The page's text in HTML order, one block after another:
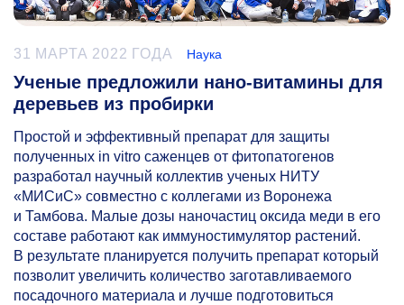
31 МАРТА 2022 ГОДА Наука
Ученые предложили нано-витамины для
деревьев из пробирки
Простой и эффективный препарат для защиты
полученных in vitro саженцев от фитопатогенов
разработал научный коллектив ученых НИТУ
«МИСиС» совместно с коллегами из Воронежа
и Тамбова. Малые дозы наночастиц оксида меди в его
составе работают как иммуностимулятор растений.
В результате планируется получить препарат который
позволит увеличить количество заготавливаемого
посадочного материала и лучше подготовиться